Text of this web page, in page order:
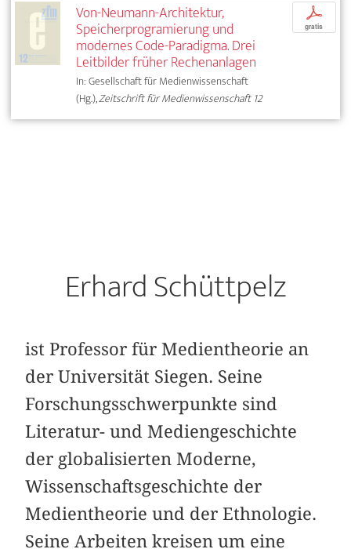
Von-Neumann-Architektur,
Speicherprogramierung und
modernes Code-Paradigma. Drei
Leitbilder früher Rechenanlagen
In: Gesellschaft für Medienwissenschaft
(Hg.),Zeitschrift für Medienwissenschaft 12
p
gratis
Erhard Schüttpelz
ist Professor für Medientheorie an
der Universität Siegen. Seine
Forschungsschwerpunkte sind
Literatur- und Mediengeschichte
der globalisierten Moderne,
Wissenschaftsgeschichte der
Medientheorie und der Ethnologie.
Seine Arbeiten kreisen um eine